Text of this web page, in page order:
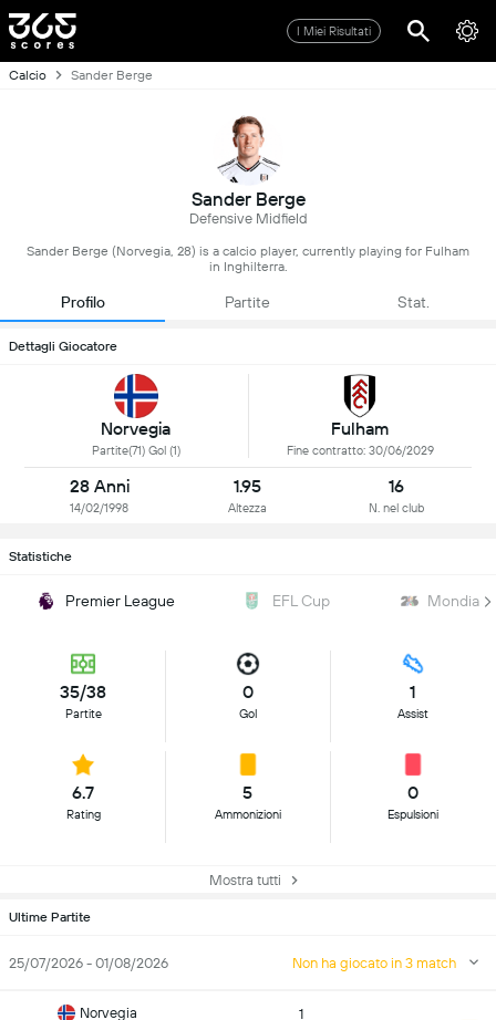
I Miei Risultati
Calcio Sander Berge
Sander Berge
Defensive Midfield
Sander Berge (Norvegia, 28) is a calcio player, currently playing for Fulham
in Inghilterra.
Profilo Partite Stat.
Dettagli Giocatore
Norvegia
Partite(71) Gol (1)
Fulham
Fine contratto: 30/06/2029
28 Anni
14/02/1998
1.95
Altezza
16
N. nel club
Statistiche
Premier League EFL Cup Mondiali
35/38
Partite
0
Gol
1
Assist
6.7
Rating
5
Ammonizioni
0
Espulsioni
Mostra tutti
Ultime Partite
25/07/2026 - 01/08/2026 Non ha giocato in 3 match
Norvegia
1